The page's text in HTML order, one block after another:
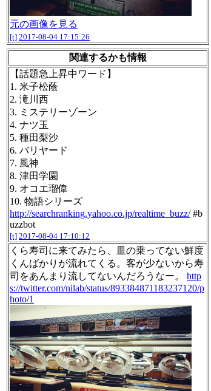
元の画像を見る
[t] 2017-08-04 17:15:26
関連するかも情報
【話題急上昇中ワード】
1. 米子松蔭
2. 滝川西
3. ミステリーゾーン
4. ナツ玉
5. 種田梨沙
6. バリヤード
7. 風神
8. 津田学園
9. オコエ瑠偉
10. 物語シリーズ
http://searchranking.yahoo.co.jp/realtime_buzz/#b
uzzbot
[t] 2017-08-04 17:10:12
くら寿司に来てみたら、皿の乗ってない鮮度
くんばかりが流れてくる。客が少ないから寿
司をあんまり流してないんだろうなー。 http
s://twitter.com/nilab/status/893384871183237120/p
hoto/1